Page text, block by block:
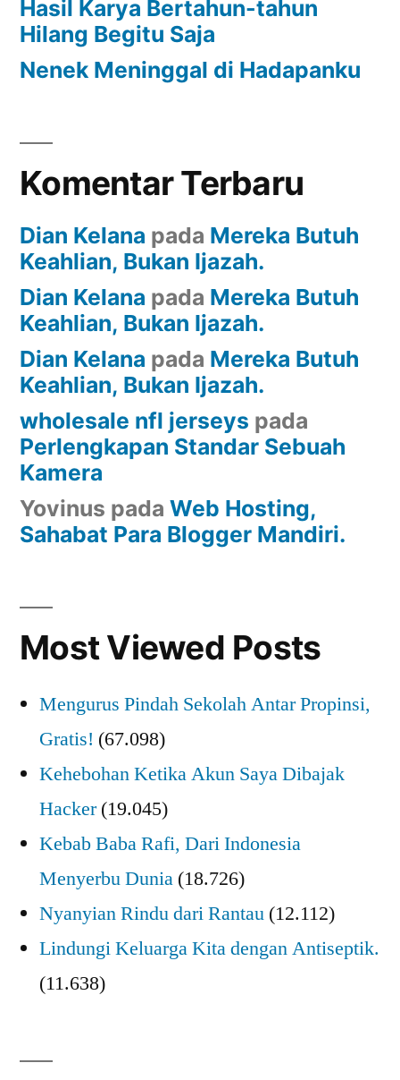
Hasil Karya Bertahun-tahun
Hilang Begitu Saja
Nenek Meninggal di Hadapanku
Komentar Terbaru
Dian Kelana pada Mereka Butuh
Keahlian, Bukan Ijazah.
Dian Kelana pada Mereka Butuh
Keahlian, Bukan Ijazah.
Dian Kelana pada Mereka Butuh
Keahlian, Bukan Ijazah.
wholesale nfl jerseys pada
Perlengkapan Standar Sebuah
Kamera
Yovinus pada Web Hosting,
Sahabat Para Blogger Mandiri.
Most Viewed Posts
Mengurus Pindah Sekolah Antar Propinsi,
Gratis! (67.098)
Kehebohan Ketika Akun Saya Dibajak
Hacker (19.045)
Kebab Baba Rafi, Dari Indonesia
Menyerbu Dunia (18.726)
Nyanyian Rindu dari Rantau (12.112)
Lindungi Keluarga Kita dengan Antiseptik.
(11.638)